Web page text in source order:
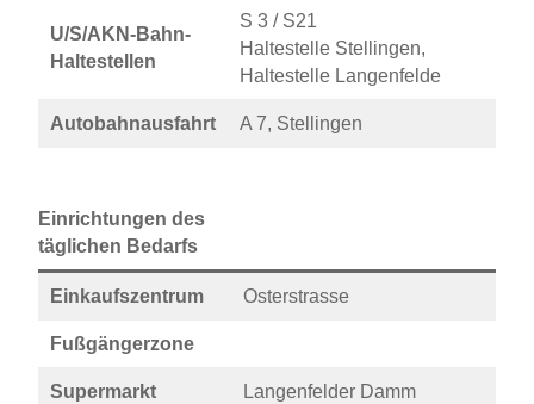
U/S/AKN-Bahn-
Haltestellen
S 3 / S21
Haltestelle Stellingen,
Haltestelle Langenfelde
Autobahnausfahrt A 7, Stellingen
Einrichtungen des
täglichen Bedarfs
Einkaufszentrum Osterstrasse
Fußgängerzone
Supermarkt Langenfelder Damm